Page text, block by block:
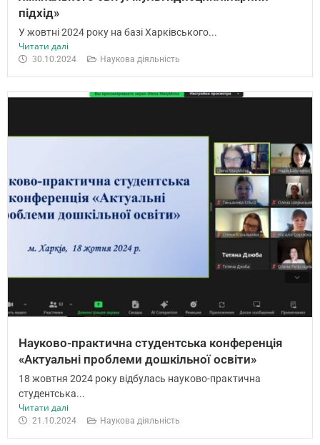
підхід»
У жовтні 2024 року на базі Харківського...
Читати далі
30.10.2024 Наукова діяльність
Науково-практична студентська конференція
«Актуальні проблеми дошкільної освіти»
18 жовтня 2024 року відбулась науково-практична
студентська...
Читати далі
21.10.2024 Наукова діяльність